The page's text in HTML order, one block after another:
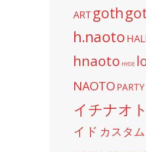
ART goth
h.naoto
hnaoto HYDE
NAOTO PARTY
イチナオト
イド カスタム